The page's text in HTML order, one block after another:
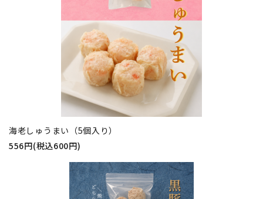
海老しゅうまい（5個入り）
556円(税込600円)